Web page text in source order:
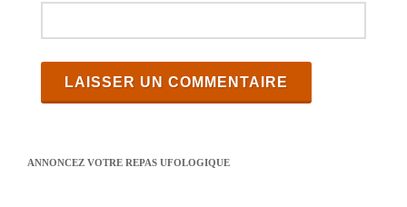
ANNONCEZ VOTRE REPAS UFOLOGIQUE